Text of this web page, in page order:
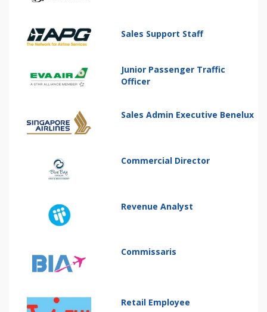
Sales Support Staff
Junior Passenger Traffic
Officer
Sales Admin Executive Benelux
Commercial Director
Revenue Analyst
Commissaris
Retail Employee